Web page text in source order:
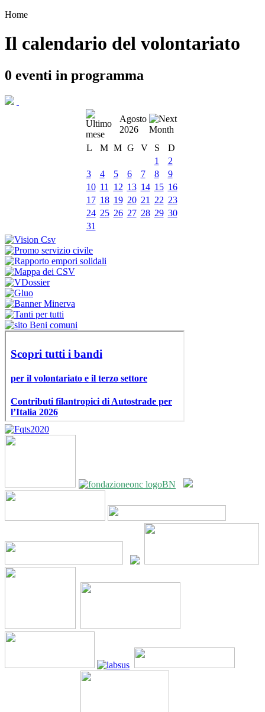
Home
Il calendario del volontariato
0 eventi in programma
Agosto
2026
L
M M G V S
D
1
2
3
4 5 6 7 8
9
10 11 12 13 14 15 16
17 18 19 20 21 22 23
24 25 26 27 28 29 30
31